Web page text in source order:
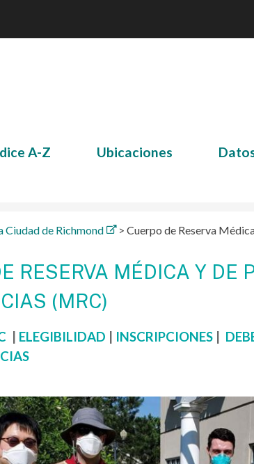
A-Z Ubicaciones
Ciudad de Richmond > Cuerpo de Reserva
RESERVA MÉDICA Y DE
(MRC)
ELEGIBILIDAD INSCRIPCIONES